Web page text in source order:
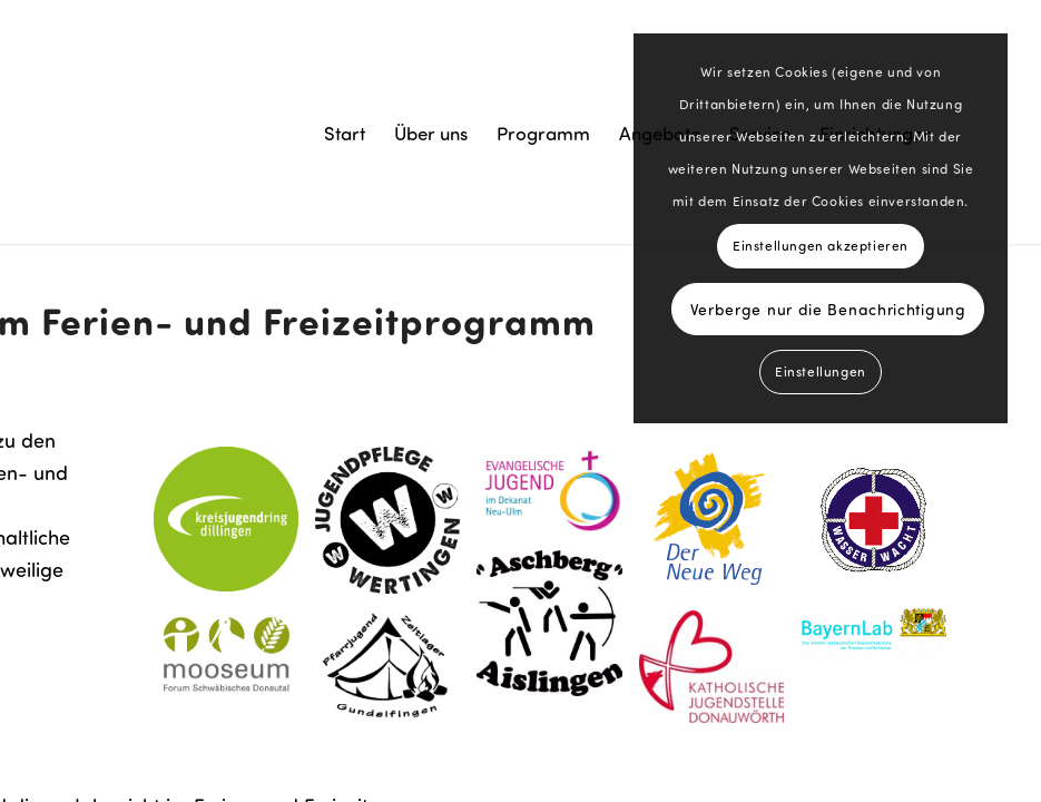
Start Über uns Programm Angebote Service Einrichtungen
Ferien- und Freizeitprogramm
den
und
Wir setzen Cookies (eigene und von
Drittanbietern) ein, um Ihnen die Nutzung
unserer Webseiten zu erleichtern. Mit der
weiteren Nutzung unserer Webseiten sind Sie
mit dem Einsatz der Cookies einverstanden.
Einstellungen akzeptieren
Verberge nur die Benachrichtigung
Einstellungen